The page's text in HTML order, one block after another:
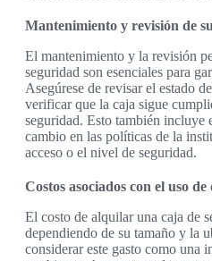
Mantenimiento y revisión de
El mantenimiento y la revisión
seguridad son esenciales para
Asegúrese de revisar el estado
verificar que la caja sigue
seguridad. Esto también incluye
cambio en las políticas de la
acceso o el nivel de seguridad.
Costos asociados con el uso
El costo de alquilar una caja de
dependiendo de su tamaño y la
considerar este gasto como una